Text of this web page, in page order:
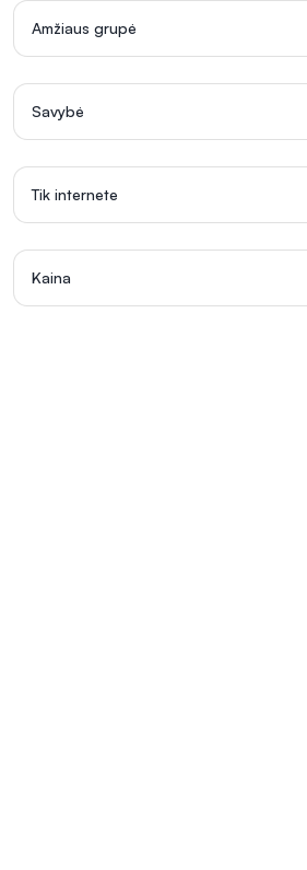
Amžiaus grupė
Savybė
Tik internete
Kaina